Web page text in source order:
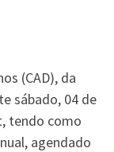
(CAD), da
sábado, 04 de
tendo como
agendado